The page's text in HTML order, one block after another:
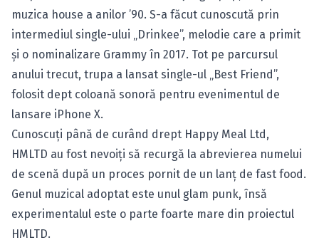
muzica house a anilor ’90. S-a făcut cunoscută prin
intermediul single-ului „Drinkee”, melodie care a primit
şi o nominalizare Grammy în 2017. Tot pe parcursul
anului trecut, trupa a lansat single-ul „Best Friend”,
folosit dept coloană sonoră pentru evenimentul de
lansare iPhone X.
Cunoscuţi până de curând drept Happy Meal Ltd,
HMLTD au fost nevoiţi să recurgă la abrevierea numelui
de scenă după un proces pornit de un lanţ de fast food.
Genul muzical adoptat este unul glam punk, însă
experimentalul este o parte foarte mare din proiectul
HMLTD.